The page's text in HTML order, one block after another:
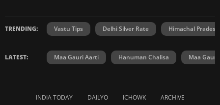
TRENDING: Vastu Tips Delhi Silver Rate Himachal
LATEST: Maa Gauri Aarti Hanuman Chalisa Maa Gauri
INDIA TODAY DAILYO ICHOWK ARCHIVE